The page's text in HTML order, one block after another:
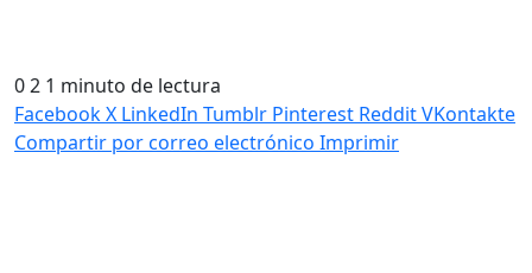
02 1 minuto de lectura
FacebookX LinkedIn Tumblr Pinterest RedditVKontakte
Compartir por correo electrónico Imprimir